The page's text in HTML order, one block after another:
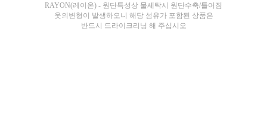
RAYON(레이온) - 원단특성상 물세탁시 원단수축/틀어짐
옷의변형이 발생하오니 해당 섬유가 포함된 상품은
반드시 드라이크리닝 해 주십시오